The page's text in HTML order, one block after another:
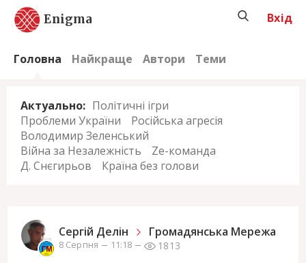
Enigma
Головна Найкраще Автори Теми
Вхід
Актуально: Політичні ігри
Проблеми України
Російська агресія
Володимир Зеленський
Війна за Незалежність
Ze-команда
Д. Снєгирьов
Країна без голови
Сергiй Делін Громадянська Мережа
8 Серпня 11:18 1813